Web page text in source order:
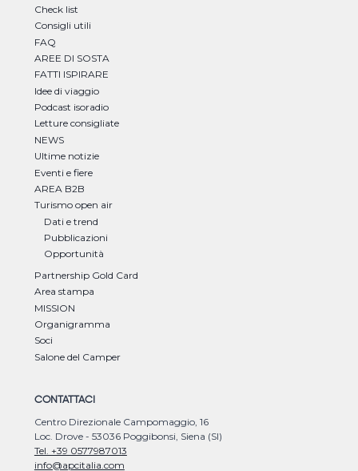
Check list
Consigli utili
FAQ
AREE DI SOSTA
FATTI ISPIRARE
Idee di viaggio
Podcast isoradio
Letture consigliate
NEWS
Ultime notizie
Eventi e fiere
AREA B2B
Turismo open air
Dati e trend
Pubblicazioni
Opportunità
Partnership Gold Card
Area stampa
MISSION
Organigramma
Soci
Salone del Camper
CONTATTACI
Centro Direzionale Campomaggio, 16
Loc. Drove - 53036 Poggibonsi, Siena (SI)
Tel. +39 0577987013
info@apcitalia.com